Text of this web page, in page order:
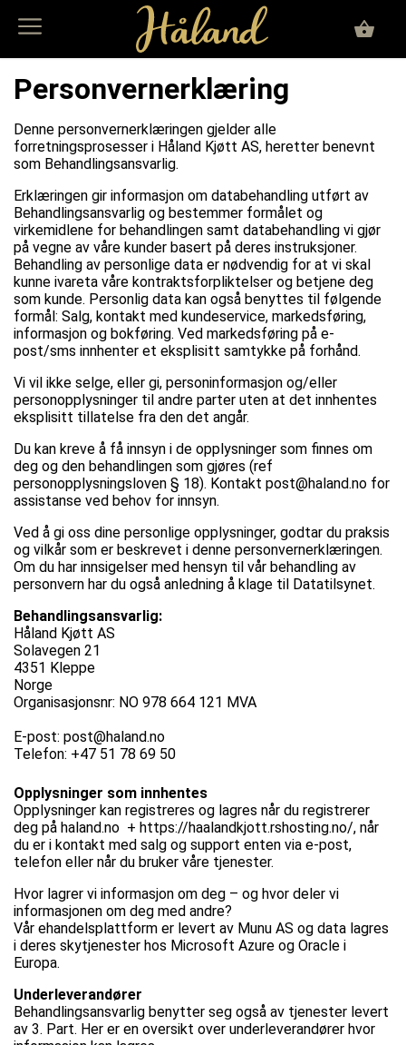
Personvernerklæring
Denne personvernerklæringen gjelder alle
forretningsprosesser i Håland Kjøtt AS, heretter benevnt
som Behandlingsansvarlig.
Erklæringen gir informasjon om databehandling utført av
Behandlingsansvarlig og bestemmer formålet og
virkemidlene for behandlingen samt databehandling vi gjør
på vegne av våre kunder basert på deres instruksjoner.
Behandling av personlige data er nødvendig for at vi skal
kunne ivareta våre kontraktsforpliktelser og betjene deg
som kunde. Personlig data kan også benyttes til følgende
formål: Salg, kontakt med kundeservice, markedsføring,
informasjon og bokføring. Ved markedsføring på e-
post/sms innhenter et eksplisitt samtykke på forhånd.
Vi vil ikke selge, eller gi, personinformasjon og/eller
personopplysninger til andre parter uten at det innhentes
eksplisitt tillatelse fra den det angår.
Du kan kreve å få innsyn i de opplysninger som finnes om
deg og den behandlingen som gjøres (ref
personopplysningsloven § 18). Kontakt post@haland.no for
assistanse ved behov for innsyn.
Ved å gi oss dine personlige opplysninger, godtar du praksis
og vilkår som er beskrevet i denne personvernerklæringen.
Om du har innsigelser med hensyn til vår behandling av
personvern har du også anledning å klage til Datatilsynet.
Behandlingsansvarlig:
Håland Kjøtt AS
Solavegen 21
4351 Kleppe
Norge
Organisasjonsnr: NO 978 664 121 MVA
E-post: post@haland.no
Telefon: +47 51 78 69 50
Opplysninger som innhentes
Opplysninger kan registreres og lagres når du registrerer
deg på haland.no + https://haalandkjott.rshosting.no/, når
du er i kontakt med salg og support enten via e-post,
telefon eller når du bruker våre tjenester.
Hvor lagrer vi informasjon om deg – og hvor deler vi
informasjonen om deg med andre?
Vår ehandelsplattform er levert av Munu AS og data lagres
i deres skytjenester hos Microsoft Azure og Oracle i
Europa.
Underleverandører
Behandlingsansvarlig benytter seg også av tjenester levert
av 3. Part. Her er en oversikt over underleverandører hvor